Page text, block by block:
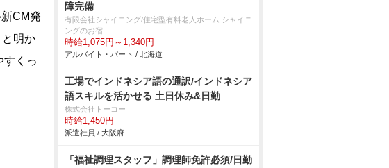
CM発
明か
すくっ
障完備
有限会社シャイニング/住宅型有料老人ホーム シャイニ
ングのお宿
時給1,075円～1,340円
アルバイト・パート / 北海道
工場でインドネシア語の通訳/インドネシア
語スキルを活かせる 土日休み&日勤
株式会社トーコー
時給1,450円
派遣社員 / 大阪府
「福祉調理スタッフ」調理師免許必須/日勤